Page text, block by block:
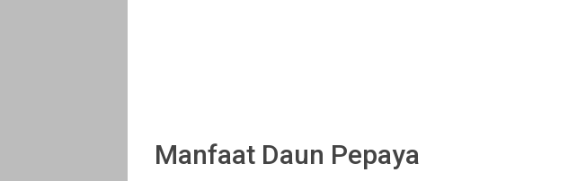
Manfaat Daun Pepaya